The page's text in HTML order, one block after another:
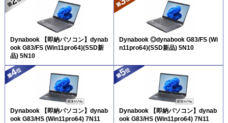
Dynabook 【即納パソコン】dynab
ook G83/FS (Win11pro64)(SSD新
品) 5N10
Dynabook ◎dynabook G83/FS (Wi
n11pro64)(SSD新品) 5N10
Dynabook 【即納パソコン】dynab
ook G83/HS (Win11pro64) 7N11
Dynabook 【即納パソコン】dynab
ook G83/HS (Win11pro64) 7N11